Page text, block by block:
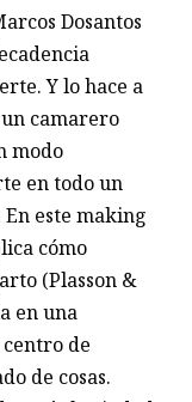
Dosantos
Y lo hace a
camarero
modo
en todo un
este making
cómo
(Plasson &
en una
de
de cosas.